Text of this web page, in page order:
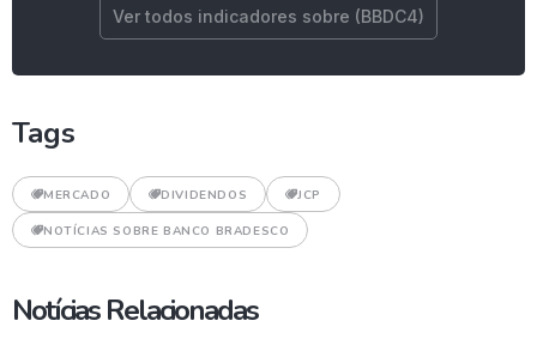
Ver todos indicadores sobre (BBDC4)
Tags
MERCADO DIVIDENDOS JCP
NOTÍCIAS SOBRE BANCO BRADESCO
Notícias Relacionadas